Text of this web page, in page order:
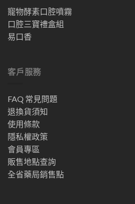
寵物酵素口腔噴霧
口腔三寶禮盒組
易口香
客戶服務
FAQ 常見問題
退換貨須知
使用條款
隱私權政策
會員專區
販售地點查詢
全省藥局銷售點